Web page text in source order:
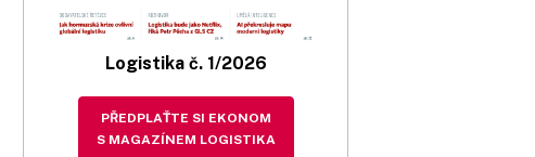
Logistika č. 1/2026
PŘEDPLAŤTE SI EKONOM
S MAGAZÍNEM LOGISTIKA